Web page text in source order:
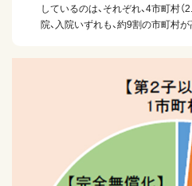
しているのは、それぞれ、4市町村（
院、入院いずれも、約9割の市町村